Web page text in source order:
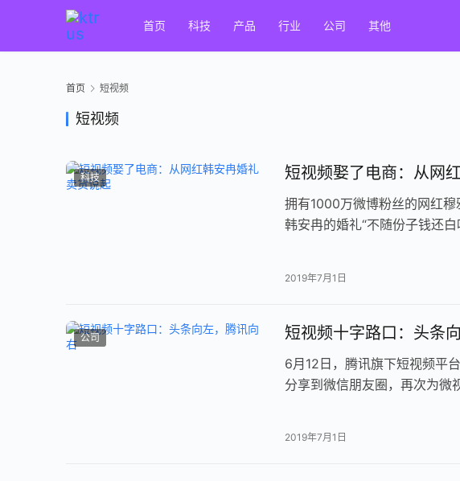
首页 科技 产品 行业 公司 其他
首页 短视频
短视频
科技 短视频娶了电商：从网
拥有1000万微博粉丝的网红
韩安冉的婚礼“不随份子钱还
2019年7月1日
公司 短视频十字路口：头条
6月12日，腾讯旗下短视频平
分享到微信朋友圈，再次为微
2019年7月1日